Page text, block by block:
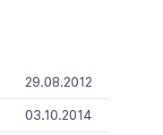
29.08.2012
03.10.2014